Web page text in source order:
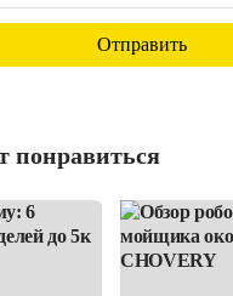
понравиться